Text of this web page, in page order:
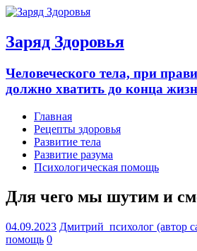
Заряд Здоровья
Человеческого тела, при
должно хватить до конца
Главная
Рецепты здоровья
Развитие тела
Развитие разума
Психологическая помощь
Для чего мы шутим и
04.09.2023 Дмитрий_психолог (автор
помощь 0